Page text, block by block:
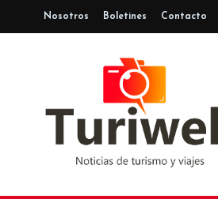
Nosotros Boletines Contacto